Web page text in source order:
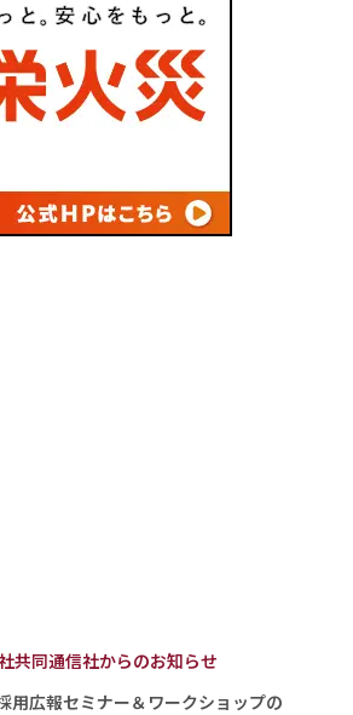
共同通信社からのお知らせ
広報セミナー＆ワークショップの